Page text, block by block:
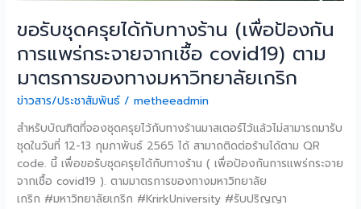
ขอรับชุดครุยได้กับทางร้าน (เพื่อป้องกัน
การแพร่กระจายจากเชื้อ covid19) ตาม
มาตรการของทางมหาวิทยาลัยเกริก
ข่าวสาร/ประชาสัมพันธ์/metheeadmin
สำหรับบัณฑิตที่จองชุดครุยไว้กับทางร้านมาสเตอร์ไว้แล้วไม่สามารถมารับ
ชุดในวันที่ 12-13 กุมภาพันธ์ 2565 ได้ สามาถติดต่อร้านได้ตาม QR
code. นี้ เพื่อขอรับชุดครุยได้กับทางร้าน ( เพื่อป้องกันการแพร่กระจาย
จากเชื้อ covid19 ). ตามมาตรการของทางมหาวิทยาลัย
เกริก #มหาวิทยาลัยเกริก #KrirkUniversity #รับปริญญา
covid19)
มาตรการ
ของ
ทาง
เกริก